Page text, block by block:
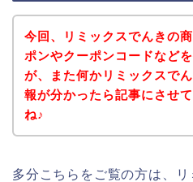
今回、リミックスでんきの
ポンやクーポンコードなど
が、また何かリミックスで
報が分かったら記事にさせ
ね♪
多分こちらをご覧の方は、